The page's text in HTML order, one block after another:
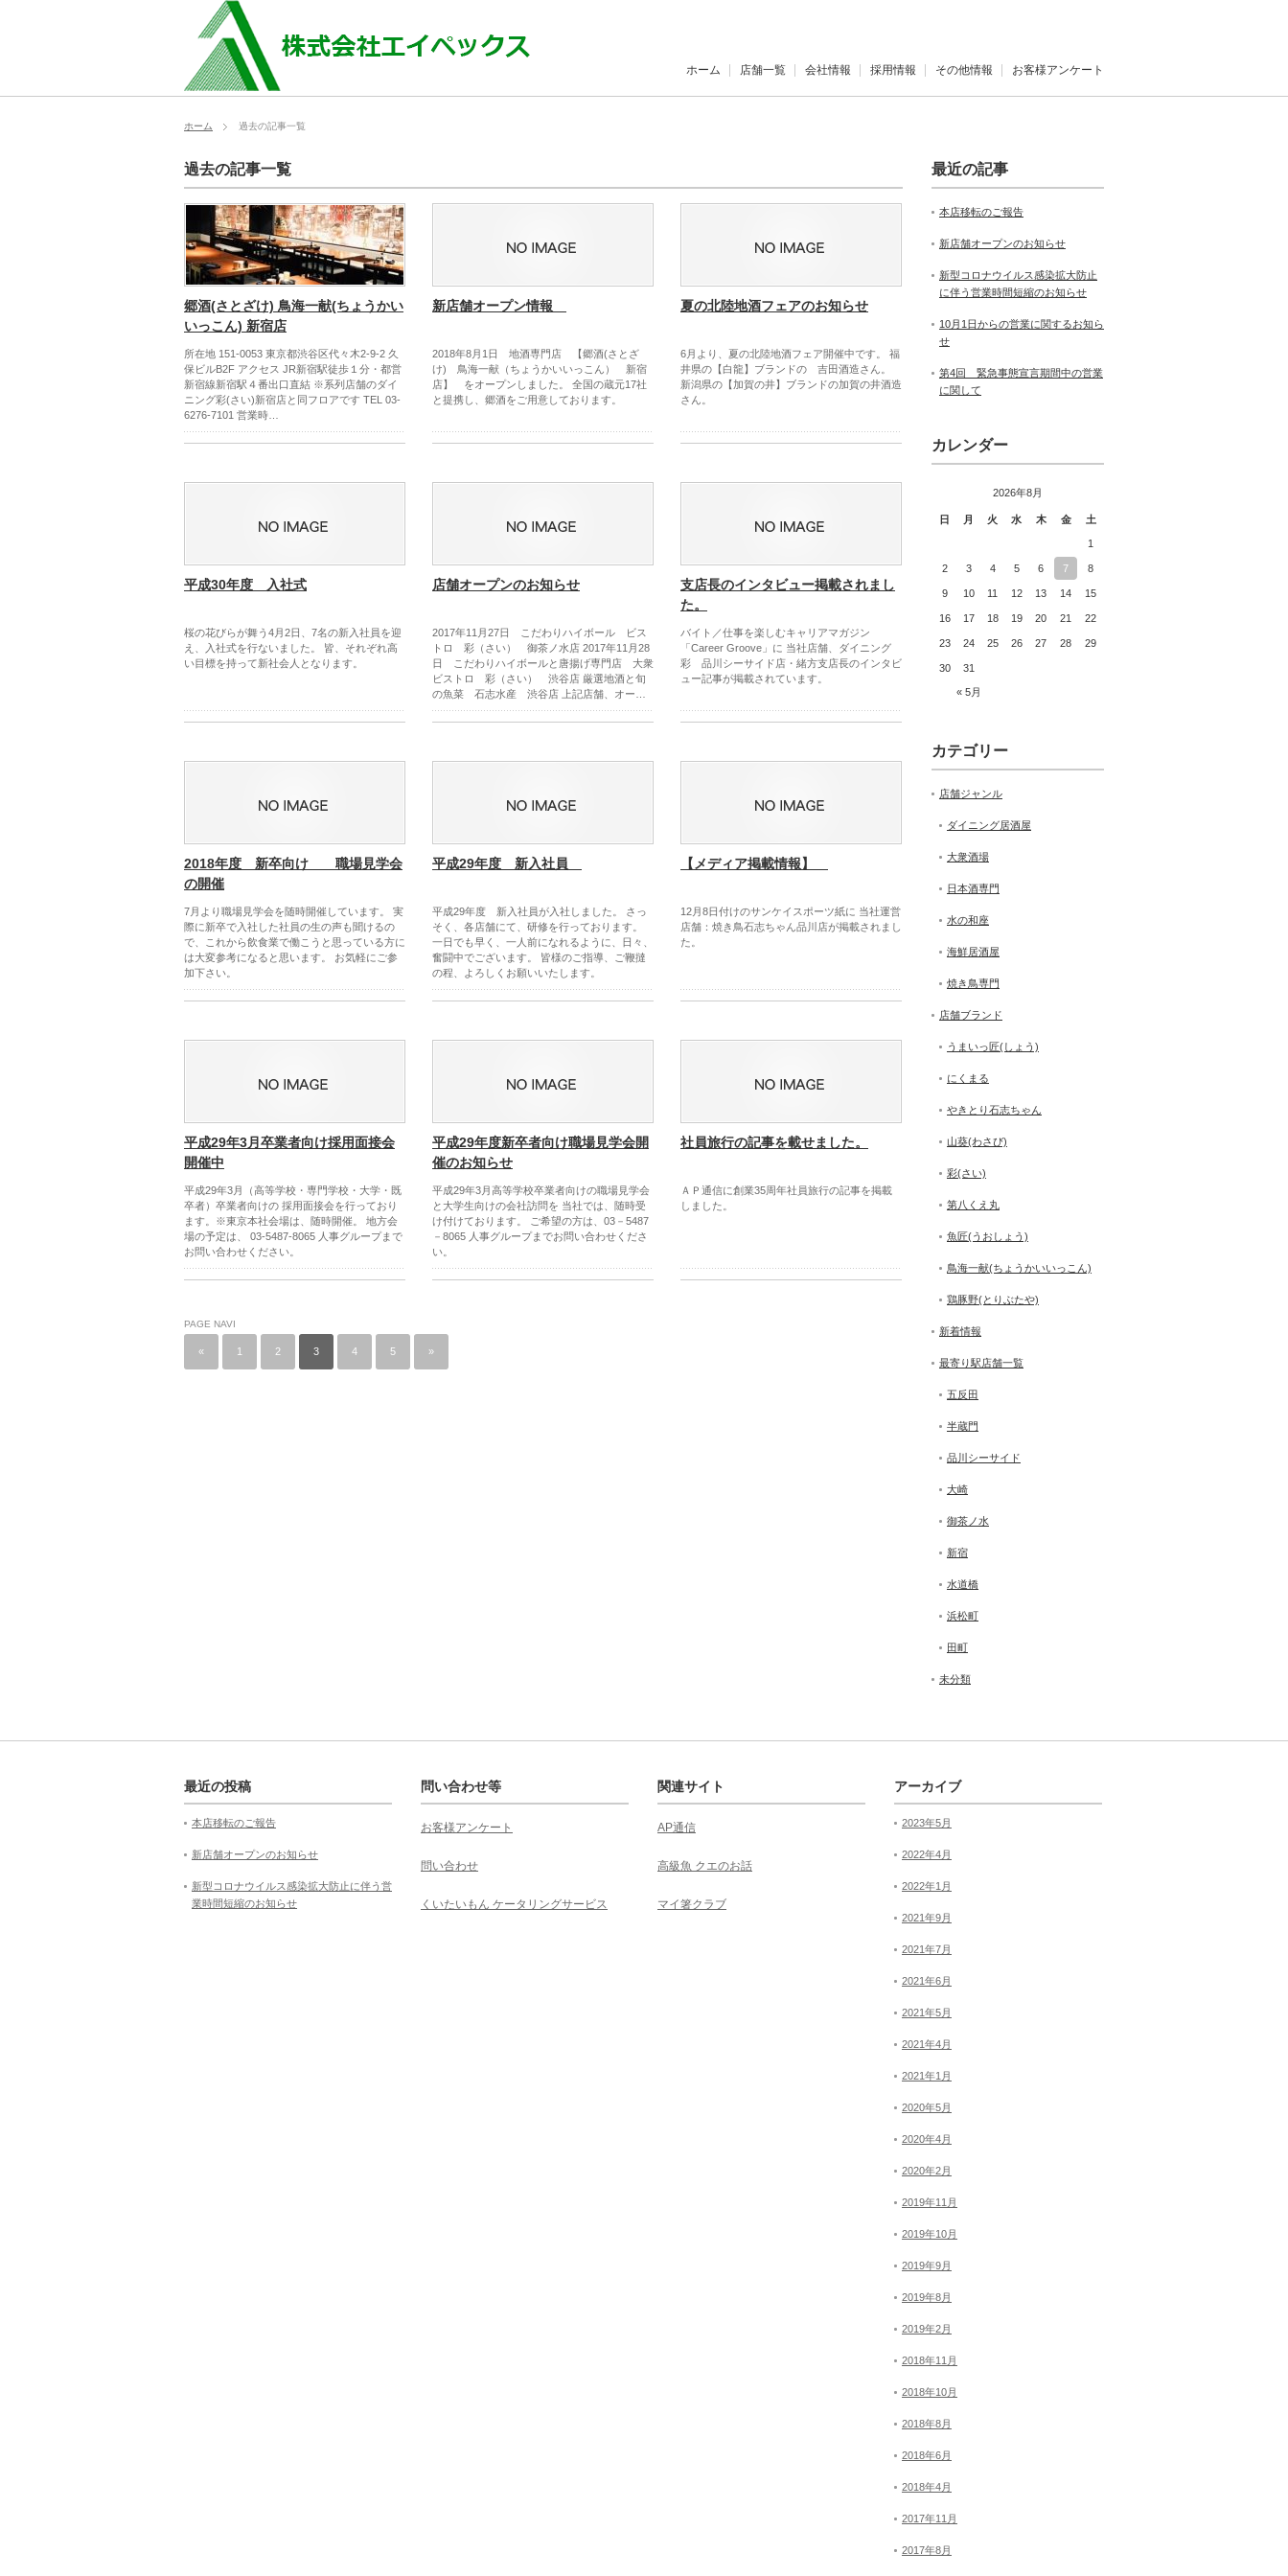
ホーム 店舗一覧 会社情報 採用情報 その他情報 お客様アンケート
ホーム 過去の記事一覧
過去の記事一覧
郷酒(さとざけ) 鳥海一献(ちょうかい
いっこん) 新宿店
所在地 151-0053 東京都渋谷区代々木2-9-2 久
保ビルB2F アクセス JR新宿駅徒歩１分・都営
新宿線新宿駅４番出口直結 ※系列店舗のダイ
ニング彩(さい)新宿店と同フロアです TEL 03-
6276-7101 営業時…
新店舗オープン情報
2018年8月1日 地酒専門店 【郷酒(さとざ
け) 鳥海一献（ちょうかいいっこん） 新宿
店】 をオープンしました。 全国の蔵元17社
と提携し、郷酒をご用意しております。
夏の北陸地酒フェアのお知らせ
6月より、夏の北陸地酒フェア開催中です。 福
井県の【白龍】ブランドの 吉田酒造さん。
新潟県の【加賀の井】ブランドの加賀の井酒造
さん。
平成30年度 入社式
桜の花びらが舞う4月2日、7名の新入社員を迎
え、入社式を行ないました。 皆、それぞれ高
い目標を持って新社会人となります。
店舗オープンのお知らせ
2017年11月27日 こだわりハイボール ビス
トロ 彩（さい） 御茶ノ水店 2017年11月28
日 こだわりハイボールと唐揚げ専門店 大衆
ビストロ 彩（さい） 渋谷店 厳選地酒と旬
の魚菜 石志水産 渋谷店 上記店舗、オー…
支店長のインタビュー掲載されまし
た。
バイト／仕事を楽しむキャリアマガジン
「Career Groove」に 当社店舗、ダイニング
彩 品川シーサイド店・緒方支店長のインタビ
ュー記事が掲載されています。
2018年度 新卒向け 職場見学会
の開催
7月より職場見学会を随時開催しています。 実
際に新卒で入社した社員の生の声も聞けるの
で、これから飲食業で働こうと思っている方に
は大変参考になると思います。 お気軽にご参
加下さい。
平成29年度 新入社員
平成29年度 新入社員が入社しました。 さっ
そく、各店舗にて、研修を行っております。
一日でも早く、一人前になれるように、日々、
奮闘中でございます。 皆様のご指導、ご鞭撻
の程、よろしくお願いいたします。
【メディア掲載情報】
12月8日付けのサンケイスポーツ紙に 当社運営
店舗：焼き鳥石志ちゃん品川店が掲載されまし
た。
平成29年3月卒業者向け採用面接会
開催中
平成29年3月（高等学校・専門学校・大学・既
卒者）卒業者向けの 採用面接会を行っており
ます。※東京本社会場は、随時開催。 地方会
場の予定は、 03-5487-8065 人事グループまで
お問い合わせください。
平成29年度新卒者向け職場見学会開
催のお知らせ
平成29年3月高等学校卒業者向けの職場見学会
と大学生向けの会社訪問を 当社では、随時受
け付けております。 ご希望の方は、03－5487
－8065 人事グループまでお問い合わせくださ
い。
社員旅行の記事を載せました。
ＡＰ通信に創業35周年社員旅行の記事を掲載
しました。
PAGE NAVI
« 1 2 3 4 5 »
最近の記事
本店移転のご報告
新店舗オープンのお知らせ
新型コロナウイルス感染拡大防止
に伴う営業時間短縮のお知らせ
10月1日からの営業に関するお知ら
せ
第4回 緊急事態宣言期間中の営業
に関して
カレンダー
2026年8月
日 月 火 水 木 金 土
« 5月
1
2 3 4 5 6 7 8
9 10 11 12 13 14 15
16 17 18 19 20 21 22
23 24 25 26 27 28 29
30 31
カテゴリー
店舗ジャンル
ダイニング居酒屋
大衆酒場
日本酒専門
水の和座
海鮮居酒屋
焼き鳥専門
店舗ブランド
うまいっ匠(しょう)
にくまる
やきとり石志ちゃん
山葵(わさび)
彩(さい)
第八くえ丸
魚匠(うおしょう)
鳥海一献(ちょうかいいっこん)
鶏豚野(とりぶたや)
新着情報
最寄り駅店舗一覧
五反田
半蔵門
品川シーサイド
大崎
御茶ノ水
新宿
水道橋
浜松町
田町
未分類
最近の投稿
本店移転のご報告
新店舗オープンのお知らせ
新型コロナウイルス感染拡大防止に伴う営
業時間短縮のお知らせ
問い合わせ等
お客様アンケート
問い合わせ
くいたいもん ケータリングサービス
関連サイト
AP通信
高級魚 クエのお話
マイ箸クラブ
アーカイブ
2023年5月
2022年4月
2022年1月
2021年9月
2021年7月
2021年6月
2021年5月
2021年4月
2021年1月
2020年5月
2020年4月
2020年2月
2019年11月
2019年10月
2019年9月
2019年8月
2019年2月
2018年11月
2018年10月
2018年8月
2018年6月
2018年4月
2017年11月
2017年8月